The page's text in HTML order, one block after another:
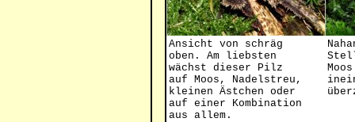
Ansicht von schräg
oben. Am liebsten
wächst dieser Pilz
auf Moos, Nadelstreu,
kleinen Ästchen oder
auf einer Kombination
aus allem.